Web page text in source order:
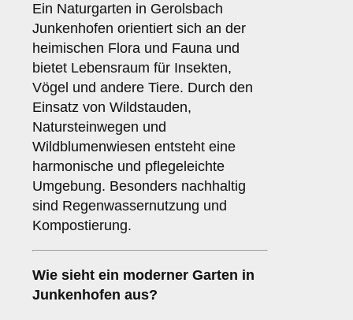
Ein Naturgarten in Gerolsbach
Junkenhofen orientiert sich an der
heimischen Flora und Fauna und
bietet Lebensraum für Insekten,
Vögel und andere Tiere. Durch den
Einsatz von Wildstauden,
Natursteinwegen und
Wildblumenwiesen entsteht eine
harmonische und pflegeleichte
Umgebung. Besonders nachhaltig
sind Regenwassernutzung und
Kompostierung.
Wie sieht ein moderner Garten in
Junkenhofen aus?